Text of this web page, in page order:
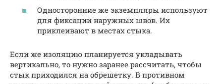
Односторонние же экземпляры используют
для фиксации наружных швов. Их
приклеивают в местах стыка.
Если же изоляцию планируется укладывать
вертикально, то нужно заранее рассчитать, чтобы
стык приходился на обрешетку. В противном